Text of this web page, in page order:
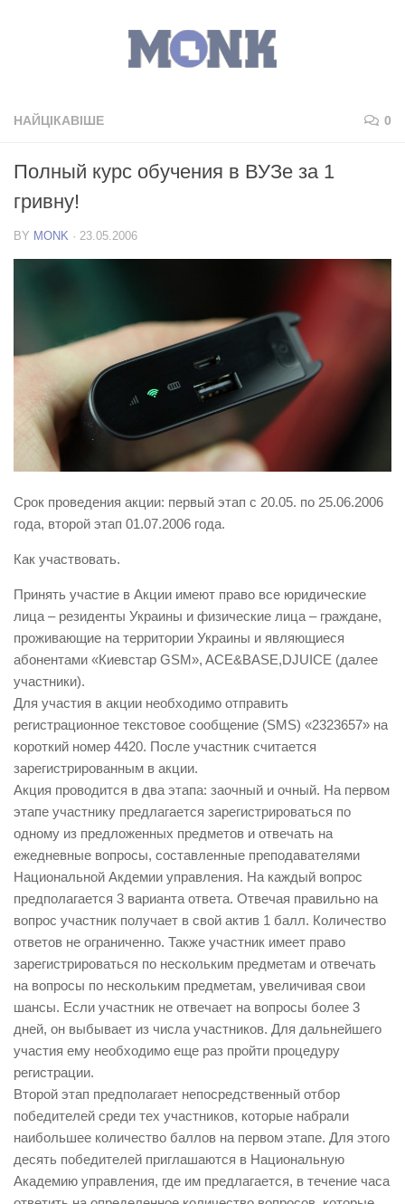
НАЙЦІКАВІШЕ 0
Полный курс обучения в ВУЗе за 1
гривну!
BY MONK · 23.05.2006
Срок проведения акции: первый этап с 20.05. по 25.06.2006
года, второй этап 01.07.2006 года.
Как участвовать.
Принять участие в Акции имеют право все юридические
лица – резиденты Украины и физические лица – граждане,
проживающие на территории Украины и являющиеся
абонентами «Киевстар GSM», ACE&BASE,DJUICE (далее
участники).
Для участия в акции необходимо отправить
регистрационное текстовое сообщение (SMS) «2323657» на
короткий номер 4420. После участник считается
зарегистрированным в акции.
Акция проводится в два этапа: заочный и очный. На первом
этапе участнику предлагается зарегистрироваться по
одному из предложенных предметов и отвечать на
ежедневные вопросы, составленные преподавателями
Национальной Акдемии управления. На каждый вопрос
предполагается 3 варианта ответа. Отвечая правильно на
вопрос участник получает в свой актив 1 балл. Количество
ответов не ограниченно. Также участник имеет право
зарегистрироваться по нескольким предметам и отвечать
на вопросы по нескольким предметам, увеличивая свои
шансы. Если участник не отвечает на вопросы более 3
дней, он выбывает из числа участников. Для дальнейшего
участия ему необходимо еще раз пройти процедуру
регистрации.
Второй этап предполагает непосредственный отбор
победителей среди тех участников, которые набрали
наибольшее количество баллов на первом этапе. Для этого
десять победителей приглашаются в Национальную
Академию управления, где им предлагается, в течение часа